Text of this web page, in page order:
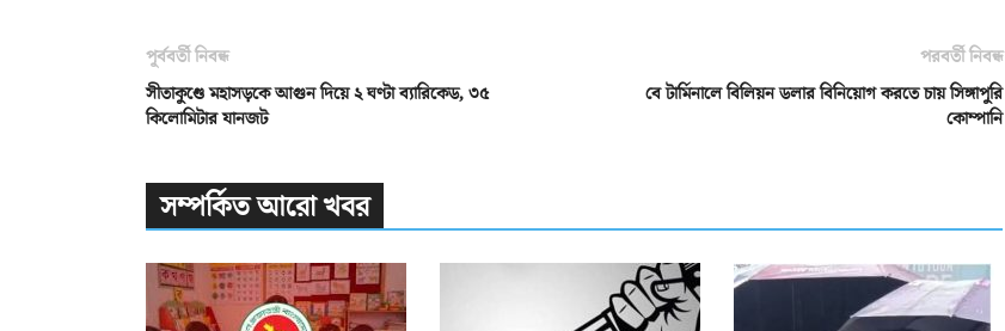
পূর্ববর্তী নিবন্ধ
সীতাকুণ্ডে মহাসড়কে আগুন দিয়ে ২ ঘণ্টা ব্যারিকেড, ৩৫
কিলোমিটার যানজট
পরবর্তী নিবন্ধ
বে টার্মিনালে বিলিয়ন ডলার বিনিয়োগ করতে চায় সিঙ্গাপুরি
কোম্পানি
সম্পর্কিত আরো খবর